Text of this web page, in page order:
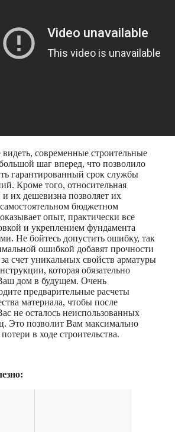
современные строительные
шаг вперед, что позволило
гарантированный срок службы
Кроме того, относительная
и их дешевизна позволяет их
бюджетном
опыт, практически все
и укреплением фундамента
Не бойтесь допустить ошибку, так
ошибкой добавят прочности
счет уникальных свойств арматуры
которая обязательно
дом в будущем. Очень
предварительные расчеты
материала, чтобы после
не осталось неиспользованных
Это позволит Вам максимально
в ходе строительства.